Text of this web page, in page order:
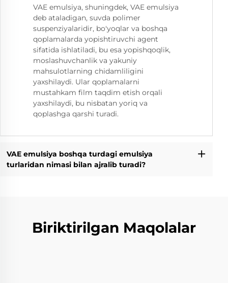
VAE emulsiya, shuningdek, VAE emulsiya
deb ataladigan, suvda polimer
suspenziyalaridir, bo'yoqlar va boshqa
qoplamalarda yopishtiruvchi agent
sifatida ishlatiladi, bu esa yopishqoqlik,
moslashuvchanlik va yakuniy
mahsulotlarning chidamliligini
yaxshilaydi. Ular qoplamalarni
mustahkam film taqdim etish orqali
yaxshilaydi, bu nisbatan yoriq va
qoplashga qarshi turadi.
VAE emulsiya boshqa turdagi emulsiya
turlaridan nimasi bilan ajralib turadi?
Biriktirilgan Maqolalar